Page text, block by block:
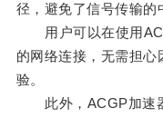
径，避免了信号传输的
用户可以在使用
的网络连接，无需担
验。
此外，ACGP加速器